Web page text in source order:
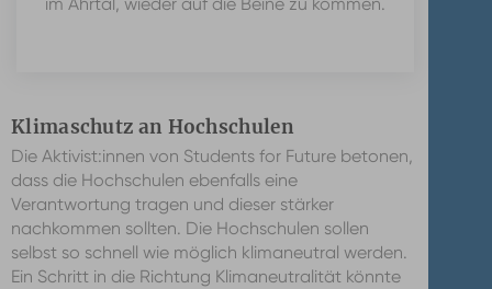
Klimaschutz an Hochschulen
Die Aktivist:innen von Students for Future betonen,
dass die Hochschulen ebenfalls eine
Verantwortung tragen und dieser stärker
nachkommen sollten. Die Hochschulen sollen
selbst so schnell wie möglich klimaneutral werden.
Ein Schritt in die Richtung Klimaneutralität könnte